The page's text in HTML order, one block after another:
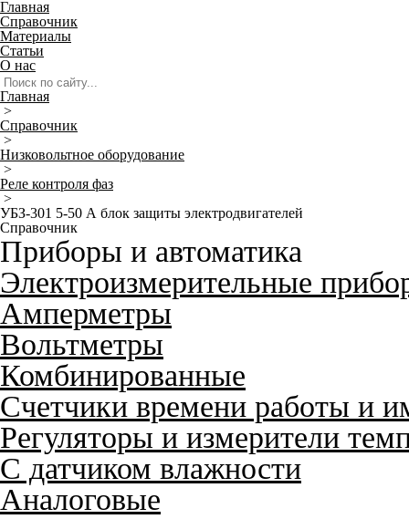
Главная
Справочник
Материалы
Статьи
О нас
Главная
>
Справочник
>
Низковольтное оборудование
>
Реле контроля фаз
>
УБЗ-301 5-50 А блок защиты электродвигателей
Справочник
Приборы и автоматика
Электроизмерительные
Амперметры
Вольтметры
Комбинированные
Счетчики времени работы и
Регуляторы и измерители
С датчиком влажности
Аналоговые